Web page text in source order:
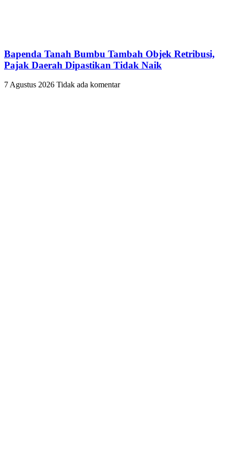
Bapenda Tanah Bumbu Tambah Objek Retribusi,
Pajak Daerah Dipastikan Tidak Naik
7 Agustus 2026 Tidak ada komentar